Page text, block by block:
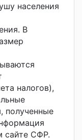
населения
В
налогов),
полученные
сайте СФР.